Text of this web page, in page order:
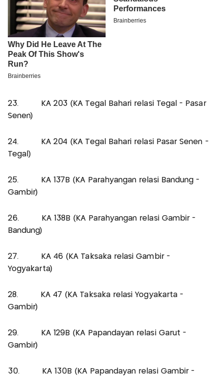
23. KA 203 (KA Tegal Bahari relasi Tegal - Pasar
Senen)
24. KA 204 (KA Tegal Bahari relasi Pasar Senen -
Tegal)
25. KA 137B (KA Parahyangan relasi Bandung -
Gambir)
26. KA 138B (KA Parahyangan relasi Gambir -
Bandung)
27. KA 46 (KA Taksaka relasi Gambir -
Yogyakarta)
28. KA 47 (KA Taksaka relasi Yogyakarta -
Gambir)
29. KA 129B (KA Papandayan relasi Garut -
Gambir)
30. KA 130B (KA Papandayan relasi Gambir -